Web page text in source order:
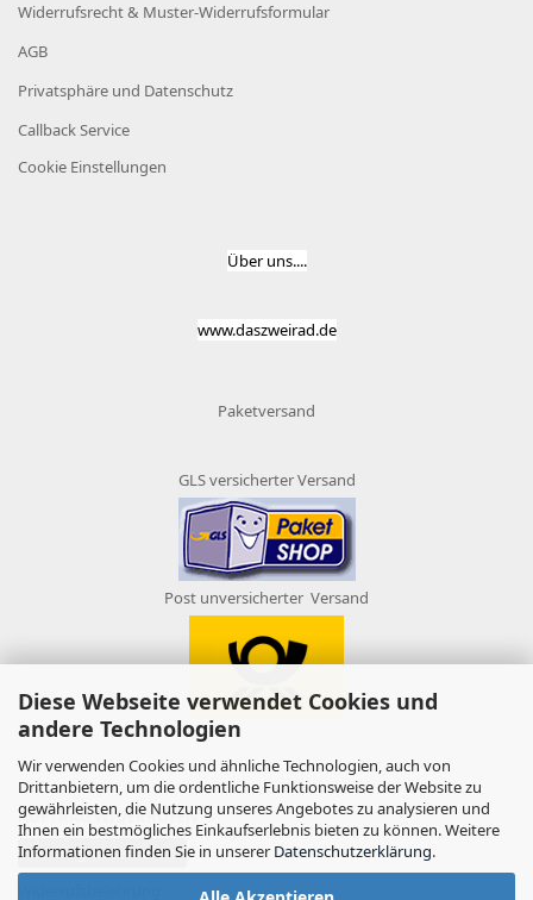
Diese Webseite verwendet Cookies und
andere Technologien
Wir verwenden Cookies und ähnliche Technologien, auch von
Drittanbietern, um die ordentliche Funktionsweise der Website zu
gewährleisten, die Nutzung unseres Angebotes zu analysieren und
Ihnen ein bestmögliches Einkaufserlebnis bieten zu können. Weitere
Informationen finden Sie in unserer Datenschutzerklärung.
Widerrufsrecht & Muster-Widerrufsformular
AGB
Privatsphäre und Datenschutz
Callback Service
Cookie Einstellungen
Über uns....
www.daszweirad.de
Paketversand
GLS versicherter Versand
Post unversicherter Versand
AUFTRAG WIDERRUFEN
Vertrag widerrufen